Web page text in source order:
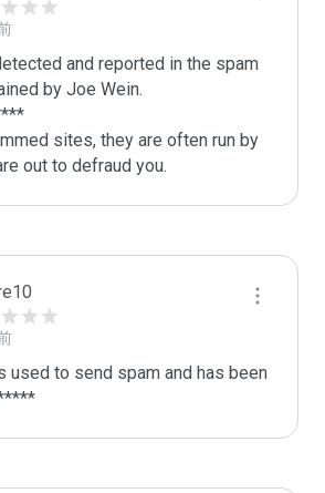
and reported in the spam
by Joe Wein.
sites, they are often run by
out to defraud you.
used to send spam and has been